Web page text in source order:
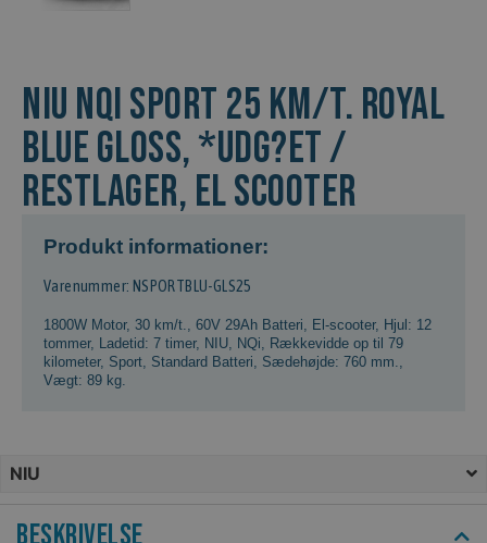
NIU NQi Sport 25 km/t. Royal
Blue Gloss, *Udg?et /
Restlager, El scooter
Produkt informationer:
Varenummer: NSPORTBLU-GLS25
1800W Motor, 30 km/t. 60V 29Ah Batteri El-scooter, Hjul: 12
tommer, Ladetid: 7 timer, NIU NQi
Rækkevidde op til 79
kilometer, Sport Standard Batteri Sædehøjde: 760 mm.
Vægt: 89 kg.
NIU